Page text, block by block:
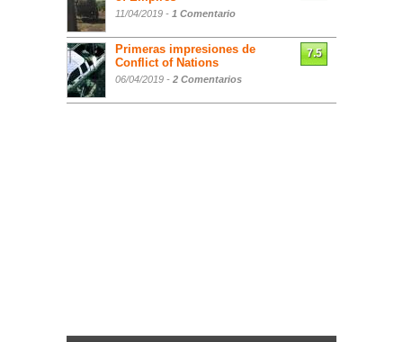
11/04/2019 - 1 Comentario
Primeras impresiones de
Conflict of Nations
06/04/2019 - 2 Comentarios
7.5